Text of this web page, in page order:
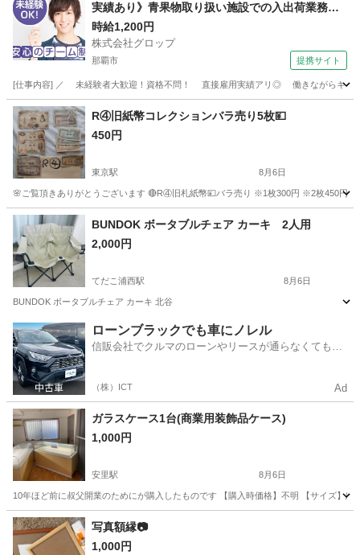
実績あり》青果物取り扱い施設での入出荷業務／
日勤／残業なし／無料駐車場完備
時給1,200円
株式会社グロップ
那覇市 提携サイト
[仕事内容] ／ 未経験者大歓迎！資格不問！ 直接雇用実績アリ◎ 働きながらキャリ
沖縄 那覇市 工場
R④旧紙幣コレクションバラ売り5枚💴
450円
東京駅 8月6日
🌸ご覧頂きありがとうございます 🔴R④旧札紙幣💴バラ売り ※1枚300円 ※2枚450
沖縄 宜野湾市 その他 紙幣
BUNDOK ボータブルチェア カーキ 2人用
2,000円
てだこ浦西駅 8月6日
BUNDOK ボータブルチェア カーキ 北谷
沖縄 中頭郡 てだこ浦西駅 椅子 カーキ
ローンブラックでも車にノレル
信販会社でクルマのローンやリースが通らなくてもク
（株）ICT Ad
ガラスケース1台(商業用装飾品ケース)
1,000円
安里駅 8月6日
10年ほど前に叔父開業のためにが購入したものです 【購入時価格】不明 【サイズ】
沖縄 那覇市 安里駅
写真額縁📷
1,000円